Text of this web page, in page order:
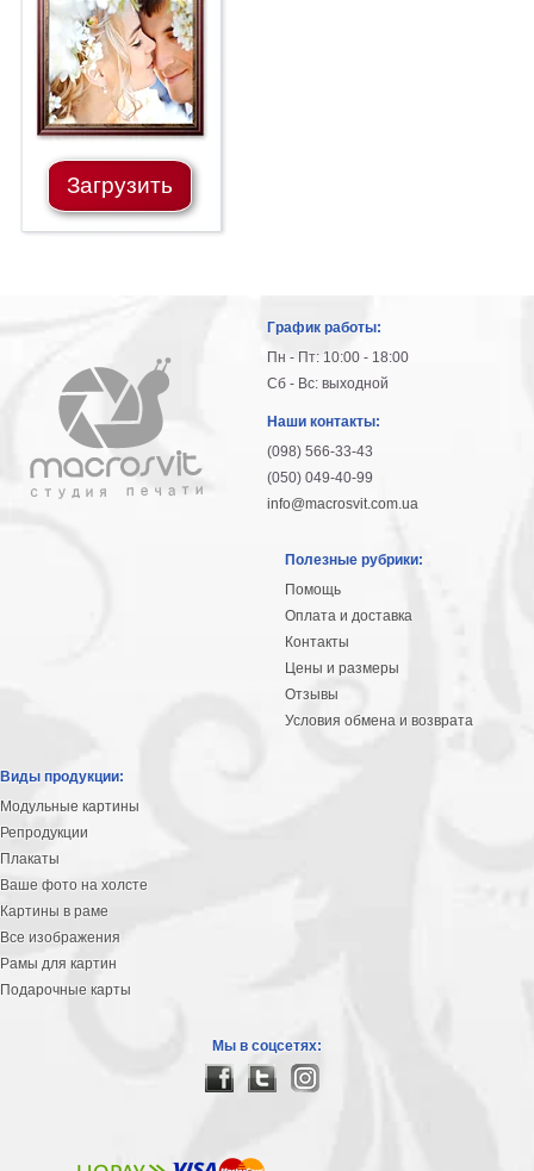
Загрузить
График работы:
Пн - Пт: 10:00 - 18:00
Сб - Вс: выходной
Наши контакты:
(098) 566-33-43
(050) 049-40-99
info@macrosvit.com.ua
Полезные рубрики:
Помощь
Оплата и доставка
Контакты
Цены и размеры
Отзывы
Условия обмена и возврата
Виды продукции:
Модульные картины
Репродукции
Плакаты
Ваше фото на холсте
Картины в раме
Все изображения
Рамы для картин
Подарочные карты
Мы в соцсетях: